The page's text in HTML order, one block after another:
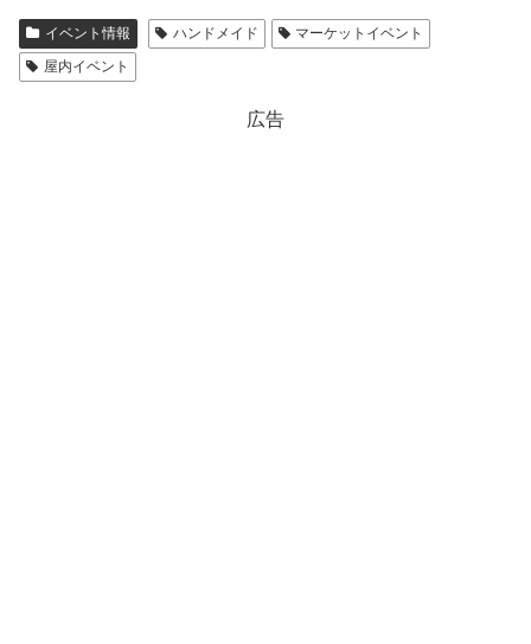
イベント情報 ハンドメイド
マーケットイベント
屋内イベント
広告